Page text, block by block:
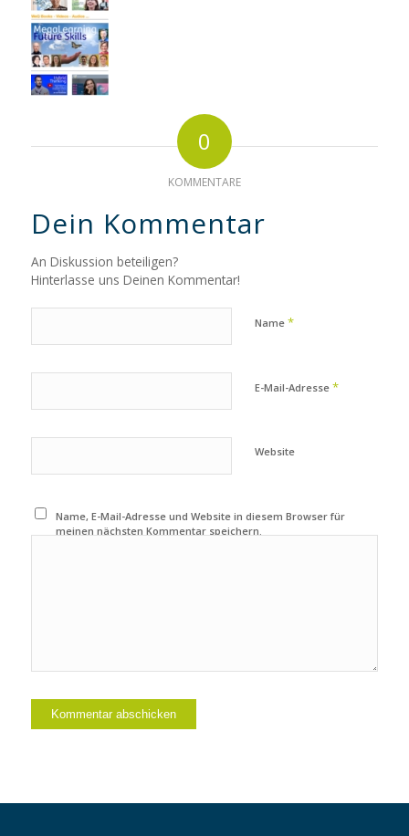
0
KOMMENTARE
Dein Kommentar
An Diskussion beteiligen?
Hinterlasse uns Deinen Kommentar!
Name *
E-Mail-Adresse *
Website
Name, E-Mail-Adresse und Website in diesem Browser für
meinen nächsten Kommentar speichern.